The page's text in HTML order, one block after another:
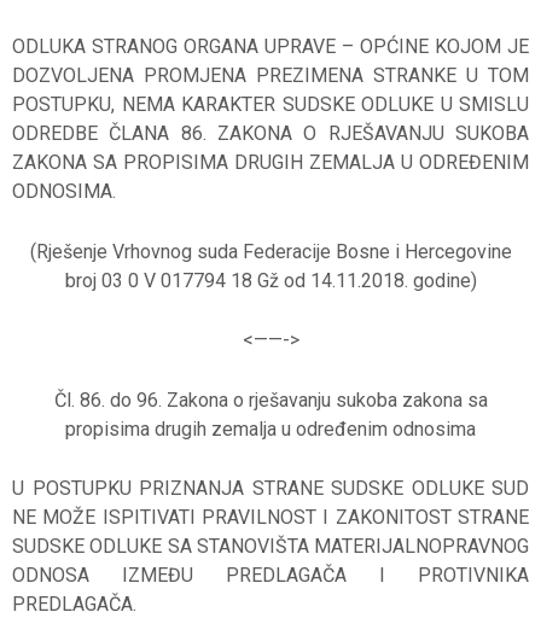
ODLUKA STRANOG ORGANA UPRAVE – OPĆINE KOJOM JE
DOZVOLJENA PROMJENA PREZIMENA STRANKE U TOM
POSTUPKU, NEMA KARAKTER SUDSKE ODLUKE U SMISLU
ODREDBE ČLANA 86. ZAKONA O RJEŠAVANJU SUKOBA
ZAKONA SA PROPISIMA DRUGIH ZEMALJA U ODREĐENIM
ODNOSIMA.
(Rješenje Vrhovnog suda Federacije Bosne i Hercegovine
broj 03 0 V 017794 18 Gž od 14.11.2018. godine)
<——->
Čl. 86. do 96. Zakona o rješavanju sukoba zakona sa
propisima drugih zemalja u određenim odnosima
U POSTUPKU PRIZNANJA STRANE SUDSKE ODLUKE SUD
NE MOŽE ISPITIVATI PRAVILNOST I ZAKONITOST STRANE
SUDSKE ODLUKE SA STANOVIŠTA MATERIJALNOPRAVNOG
ODNOSA IZMEĐU PREDLAGAČA I PROTIVNIKA
PREDLAGAČA.